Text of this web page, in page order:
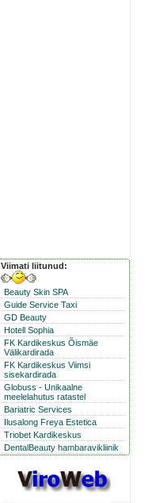
Viimati liitunud:
Beauty Skin SPA
Guide Service Taxi
GD Beauty
Hotell Sophia
FK Kardikeskus Õismäe
Välikardirada
FK Kardikeskus Viimsi
sisekardirada
Globuss - Unikaalne
meelelahutus ratastel
Bariatric Services
Ilusalong Freya Estetica
Triobet Kardikeskus
DentalBeauty hambaravikliinik